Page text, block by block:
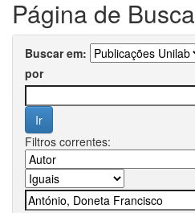
Página de Busca
Buscar em:
por
Filtros correntes: